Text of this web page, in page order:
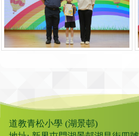
道教青松小學 (湖景邨)